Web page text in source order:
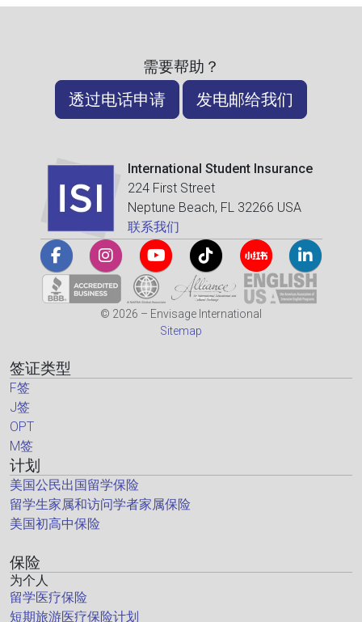
需要帮助？
透过电话申请 发电邮给我们
International Student Insurance
224 First Street
Neptune Beach, FL 32266 USA
联系我们
© 2026 – Envisage International
Sitemap
签证类型
F签
J签
OPT
M签
计划
美国公民出国留学保险
留学生家属和访问学者家属保险
美国初高中保险
保险
为个人
留学医疗保险
短期旅游医疗保险计划